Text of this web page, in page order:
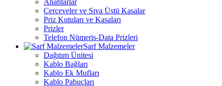
Anahtarlar
Çerçeveler ve Sıva Üstü Kasalar
Priz Kutuları ve Kasaları
Prizler
Telefon Nümeris-Data Prizleri
Sarf Malzemeler
Dağıtım Ünitesi
Kablo Bağları
Kablo Ek Mufları
Kablo Pabuçları